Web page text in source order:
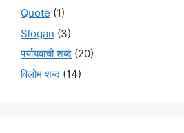
Quote (1)
Slogan (3)
पर्यायवाची शब्द (20)
विलोम शब्द (14)